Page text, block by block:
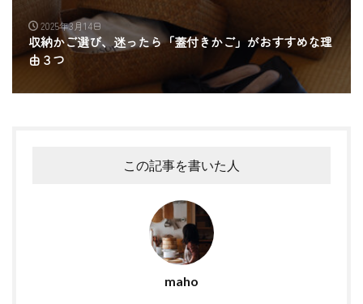
2025年3月14日
収納かご選び、迷ったら「蓋付きかご」がおすすめな理
由３つ
この記事を書いた人
maho